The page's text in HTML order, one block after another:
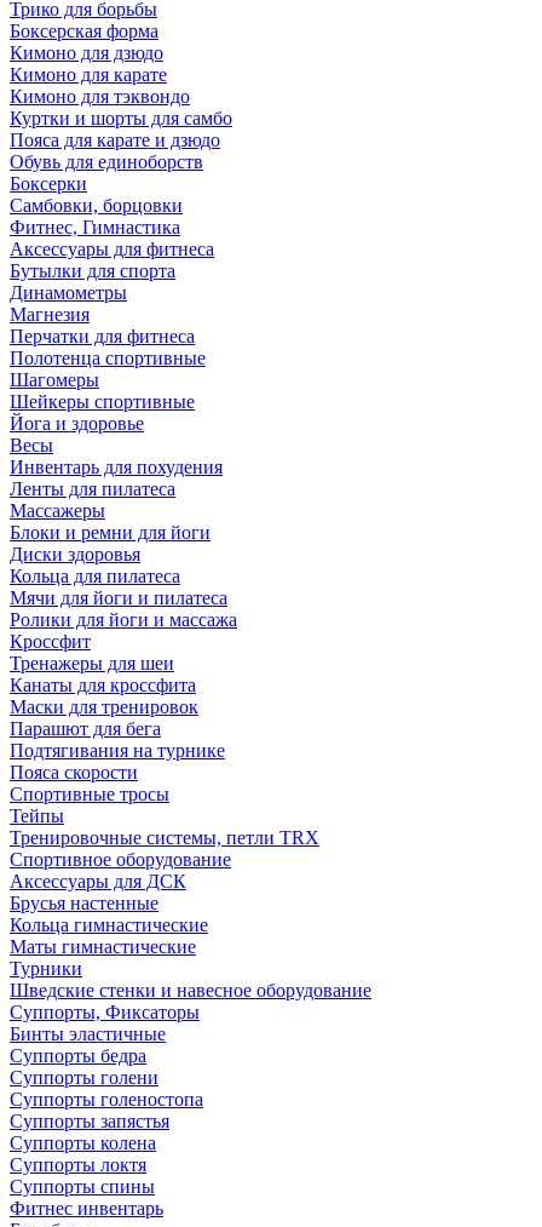
Трико для борьбы
Боксерская форма
Кимоно для дзюдо
Кимоно для карате
Кимоно для тэквондо
Куртки и шорты для самбо
Пояса для карате и дзюдо
Обувь для единоборств
Боксерки
Самбовки, борцовки
Фитнес, Гимнастика
Аксессуары для фитнеса
Бутылки для спорта
Динамометры
Магнезия
Перчатки для фитнеса
Полотенца спортивные
Шагомеры
Шейкеры спортивные
Йога и здоровье
Весы
Инвентарь для похудения
Ленты для пилатеса
Массажеры
Блоки и ремни для йоги
Диски здоровья
Кольца для пилатеса
Мячи для йоги и пилатеса
Ролики для йоги и массажа
Кроссфит
Тренажеры для шеи
Канаты для кроссфита
Маски для тренировок
Парашют для бега
Подтягивания на турнике
Пояса скорости
Спортивные тросы
Тейпы
Тренировочные системы, петли TRX
Спортивное оборудование
Аксессуары для ДСК
Брусья настенные
Кольца гимнастические
Маты гимнастические
Турники
Шведские стенки и навесное оборудование
Суппорты, Фиксаторы
Бинты эластичные
Суппорты бедра
Суппорты голени
Суппорты голеностопа
Суппорты запястья
Суппорты колена
Суппорты локтя
Суппорты спины
Фитнес инвентарь